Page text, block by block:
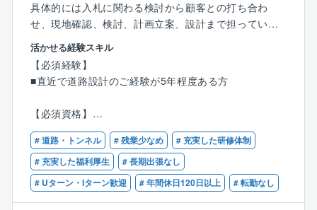
遠方にお住いの方や育児、介護が必要な方などご事
情に合わせて働き方を変えることが可能です。
具体的には入札に関わる検討から顧客との打ち合わ
せ、現地確認、検討、計画立案、設計まで担っていた
だきます。
地域住民とのワークショップや、地域の特性・生活環
境などを考慮したゾーニングなど、調査の段階から設
計まで一貫して担っていただけます。
多くの人々の生活を支えるため、社会貢献性の高いお
仕事です。
■具体的に
建設部門（道路）では、道路改良、消雪設備、法面
工、橋梁の調査、点検、設計を行っています。
活かせる経験スキル
【必須経験】
■直近で道路設計のご経験が5年程度ある方
【必須資格】
■RCCM（道路）
【歓迎資格】
■技術士（建設部門 道路）
# 道路・トンネル # 残業少なめ
# 充実した研修体制
# 充実した福利厚生
# 長期出張なし
# Uターン・Iターン歓迎
# 年間休日120日以上 # 転勤なし